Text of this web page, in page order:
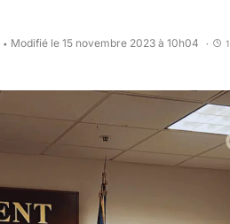
• Modifié le 15 novembre 2023 à 10h04